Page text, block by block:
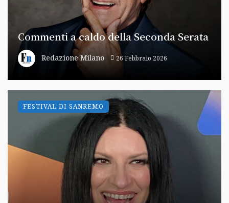
Commenti a caldo della Seconda Serata
Redazione Milano 26 Febbraio 2026
FESTIVAL DI SANREMO